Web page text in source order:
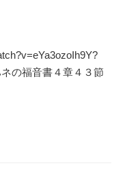
の福音書４章４３節